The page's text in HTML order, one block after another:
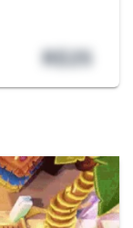
R$25